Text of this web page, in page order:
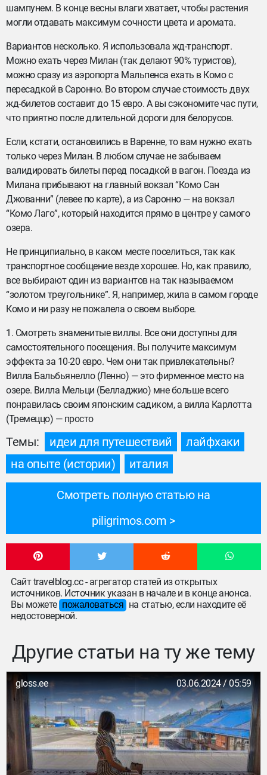
шампунем. В конце весны влаги хватает, чтобы растения
могли отдавать максимум сочности цвета и аромата.
Вариантов несколько. Я использовала жд-транспорт.
Можно ехать через Милан (так делают 90% туристов),
можно сразу из аэропорта Мальпенса ехать в Комо с
пересадкой в Саронно. Во втором случае стоимость двух
жд-билетов составит до 15 евро. А вы сэкономите час пути,
что приятно после длительной дороги для белорусов.
Если, кстати, остановились в Варенне, то вам нужно ехать
только через Милан. В любом случае не забываем
валидировать билеты перед посадкой в вагон. Поезда из
Милана прибывают на главный вокзал “Комо Сан
Джованни” (левее по карте), а из Саронно — на вокзал
“Комо Лаго”, который находится прямо в центре у самого
озера.
Не принципиально, в каком месте поселиться, так как
транспортное сообщение везде хорошее. Но, как правило,
все выбирают один из вариантов на так называемом
“золотом треугольнике”. Я, например, жила в самом городе
Комо и ни разу не пожалела о своем выборе.
1. Смотреть знаменитые виллы. Все они доступны для
самостоятельного посещения. Вы получите максимум
эффекта за 10-20 евро. Чем они так привлекательны?
Вилла Бальбьянелло (Ленно) — это фирменное место на
озере. Вилла Мельци (Белладжио) мне больше всего
понравилась своим японским садиком, а вилла Карлотта
(Тремеццо) — просто
Темы: идеи для путешествий
лайфхаки
на опыте (истории)
италия
Смотреть полную статью на
piligrimos.com
Сайт travelblog.cc - агрегатор статей из открытых
источников. Источник указан в начале и в конце анонса.
Вы можете пожаловаться на статью, если находите её
недостоверной.
Другие статьи на ту же тему
gloss.ee 03.06.2024 / 05:59